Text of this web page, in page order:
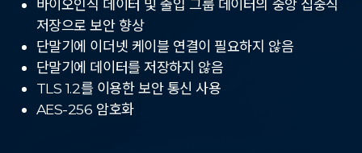
바이오인식 데이터 및 출입 그룹 데이터의 중앙 집중식
저장으로 보안 향상
단말기에 이더넷 케이블 연결이 필요하지 않음
단말기에 데이터를 저장하지 않음
TLS 1.2를 이용한 보안 통신 사용
AES-256 암호화